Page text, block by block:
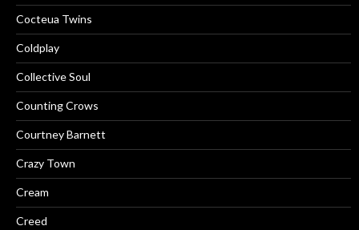
Cocteua Twins
Coldplay
Collective Soul
Counting Crows
Courtney Barnett
Crazy Town
Cream
Creed